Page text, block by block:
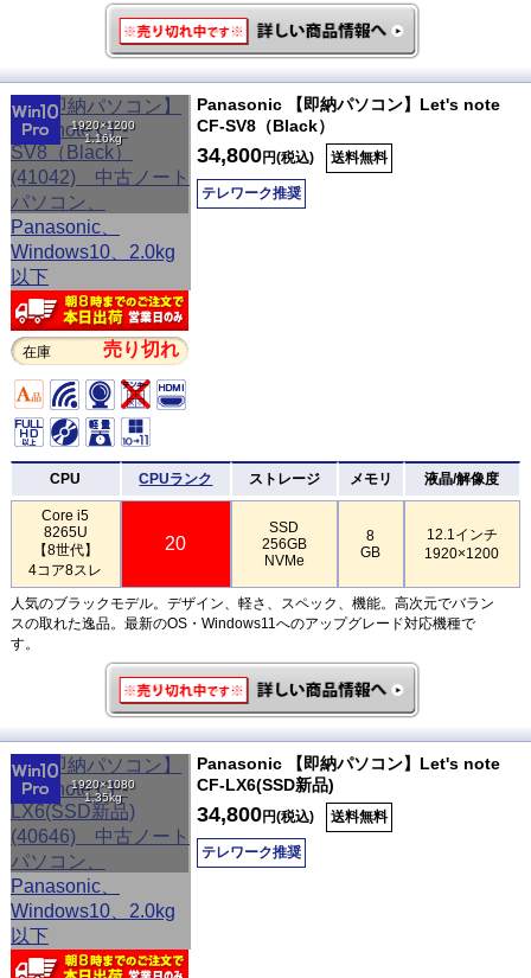
1920×1200
1.16kg
在庫 売り切れ
Panasonic 【即納パソコン】Let's note
CF-SV8（Black）
34,800円(税込) 送料無料
テレワーク推奨
CPU CPUランク ストレージ メモリ 液晶/解像度
Core i5
8265U
【8世代】
4コア8スレ
20
SSD
256GB
NVMe
8
GB
12.1インチ
1920×1200
人気のブラックモデル。デザイン、軽さ、スペック、機能。高次元でバラン
スの取れた逸品。最新のOS・Windows11へのアップグレード対応機種で
す。
1920×1080
1.35kg
Panasonic 【即納パソコン】Let's note
CF-LX6(SSD新品)
34,800円(税込) 送料無料
テレワーク推奨